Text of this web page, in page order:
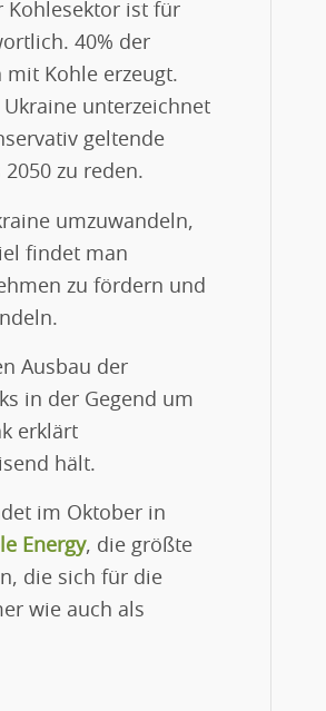
Kohlesektor ist für
40% der
mit Kohle erzeugt.
unterzeichnet
geltende
zu reden.
umzuwandeln,
findet man
zu fördern und
Ausbau der
in der Gegend um
erklärt
hält.
im Oktober in
Energy, die größte
die sich für die
wie auch als